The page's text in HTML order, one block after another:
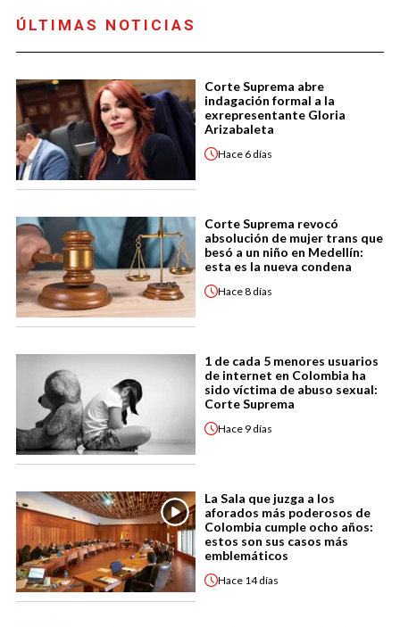
ÚLTIMAS NOTICIAS
Corte Suprema abre
indagación formal a la
exrepresentante Gloria
Arizabaleta
Hace 6 días
Corte Suprema revocó
absolución de mujer trans que
besó a un niño en Medellín:
esta es la nueva condena
Hace8 días
1 de cada 5 menores usuarios
de internet en Colombia ha
sido víctima de abuso sexual:
Corte Suprema
Hace 9 días
La Sala que juzga a los
aforados más poderosos de
Colombia cumple ocho años:
estos son sus casos más
emblemáticos
Hace 14 días